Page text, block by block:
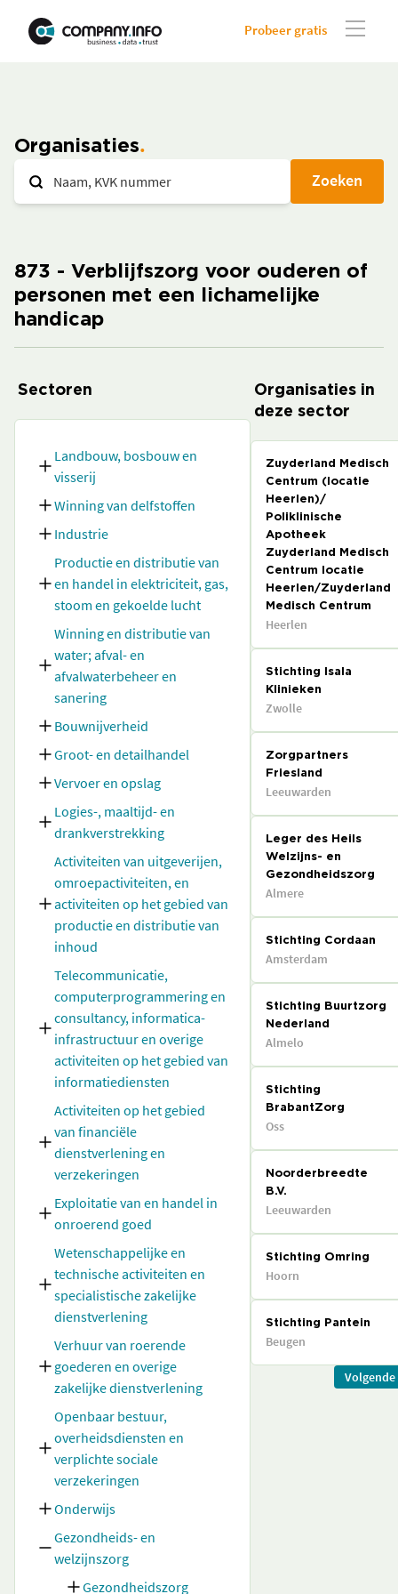
Probeer gratis
Organisaties
Zoeken
873 - Verblijfszorg voor ouderen of
personen met een lichamelijke
handicap
Sectoren
Landbouw, bosbouw en
visserij
Winning van delfstoffen
Industrie
Productie en distributie van
en handel in elektriciteit, gas,
stoom en gekoelde lucht
Winning en distributie van
water; afval- en
afvalwaterbeheer en
sanering
Bouwnijverheid
Groot- en detailhandel
Vervoer en opslag
Logies-, maaltijd- en
drankverstrekking
Activiteiten van uitgeverijen,
omroepactiviteiten, en
activiteiten op het gebied van
productie en distributie van
inhoud
Telecommunicatie,
computerprogrammering en
consultancy, informatica-
infrastructuur en overige
activiteiten op het gebied van
informatiediensten
Activiteiten op het gebied
van financiële
dienstverlening en
verzekeringen
Exploitatie van en handel in
onroerend goed
Wetenschappelijke en
technische activiteiten en
specialistische zakelijke
dienstverlening
Verhuur van roerende
goederen en overige
zakelijke dienstverlening
Openbaar bestuur,
overheidsdiensten en
verplichte sociale
verzekeringen
Onderwijs
Gezondheids- en
welzijnszorg
Gezondheidszorg
Organisaties in
deze sector
Zuyderland Medisch
Centrum (locatie
Heerlen)/
Poliklinische
Apotheek
Zuyderland Medisch
Centrum locatie
Heerlen/Zuyderland
Medisch Centrum
Heerlen
Stichting Isala
Klinieken
Zwolle
Zorgpartners
Friesland
Leeuwarden
Leger des Heils
Welzijns- en
Gezondheidszorg
Almere
Stichting Cordaan
Amsterdam
Stichting Buurtzorg
Nederland
Almelo
Stichting
BrabantZorg
Oss
Noorderbreedte
B.V.
Leeuwarden
Stichting Omring
Hoorn
Stichting Pantein
Beugen
Volgende